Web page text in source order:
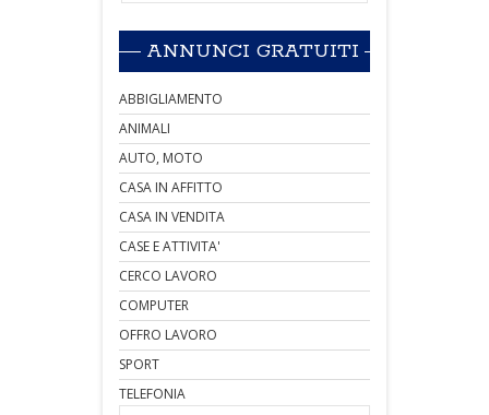
ANNUNCI GRATUITI
ABBIGLIAMENTO
ANIMALI
AUTO, MOTO
CASA IN AFFITTO
CASA IN VENDITA
CASE E ATTIVITA'
CERCO LAVORO
COMPUTER
OFFRO LAVORO
SPORT
TELEFONIA